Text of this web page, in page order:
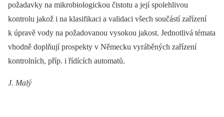
požadavky na mikrobiologickou čistotu a její spolehlivou
kontrolu jakož i na klasifikaci a validaci všech součástí zařízení
k úpravě vody na požadovanou vysokou jakost. Jednotlivá témata
vhodně doplňují prospekty v Německu vyráběných zařízení
kontrolních, příp. i řídících automatů.
J. Malý